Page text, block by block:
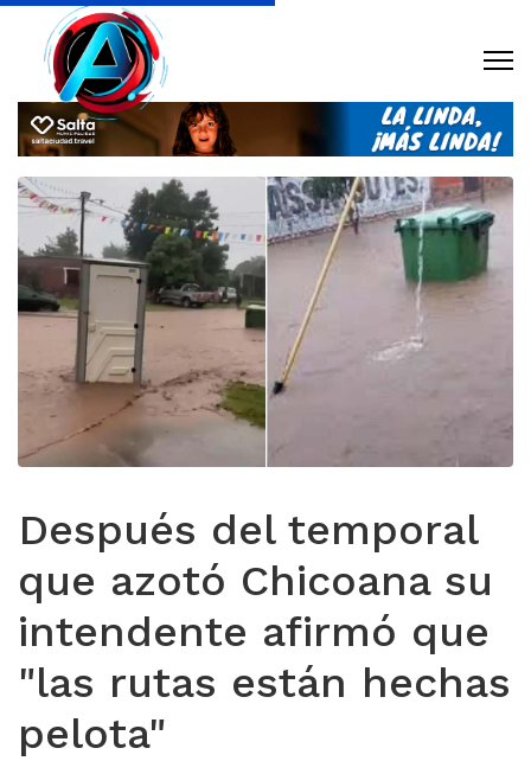
Después del temporal
que azotó Chicoana su
intendente afirmó que
"las rutas están hechas
pelota"